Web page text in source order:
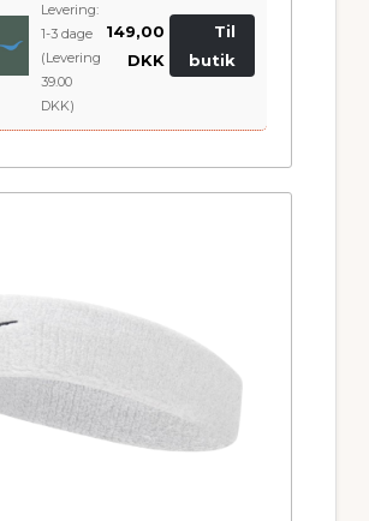
Levering:
1-3 dage
(Levering
39.00
DKK)
149,00
DKK
Til
butik